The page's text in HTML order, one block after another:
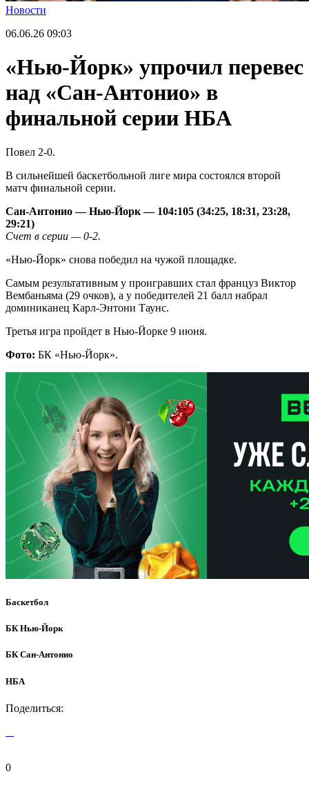
Новости
06.06.26 09:03
«Нью-Йорк» упрочил перевес
над «Сан-Антонио» в
финальной серии НБА
Повел 2-0.
В сильнейшей баскетбольной лиге мира состоялся второй
матч финальной серии.
Сан-Антонио — Нью-Йорк — 104:105 (34:25, 18:31, 23:28,
29:21)
Счет в серии — 0-2.
«Нью-Йорк» снова победил на чужой площадке.
Самым результативным у проигравших стал француз Виктор
Вембаньяма (29 очков), а у победителей 21 балл набрал
доминиканец Карл-Энтони Таунс.
Третья игра пройдет в Нью-Йорке 9 июня.
Фото: БК «Нью-Йорк».
Баскетбол
БК Нью-Йорк
БК Сан-Антонио
НБА
Поделиться:
0